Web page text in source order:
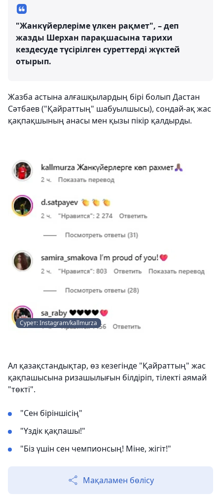
"Жанкүйерлеріме үлкен рақмет", – деп
жазды Шерхан парақшасына тарихи
кездесуде түсірілген суреттерді жүктей
отырып.
Жазба астына алғашқылардың бірі болып Дастан
Сәтбаев ("Қайраттың" шабуылшысы), сондай-ақ жас
қақпақшының анасы мен қызы пікір қалдырды.
Сурет: Instagram/kallmurza
Ал қазақстандықтар, өз кезегінде "Қайраттың" жас
қақпашысына ризашылығын білдіріп, тілекті аямай
"төкті".
"Сен біріншісің"
"Үздік қақпашы!"
"Біз үшін сен чемпионсың! Міне, жігіт!"
Мақаламен бөлісу